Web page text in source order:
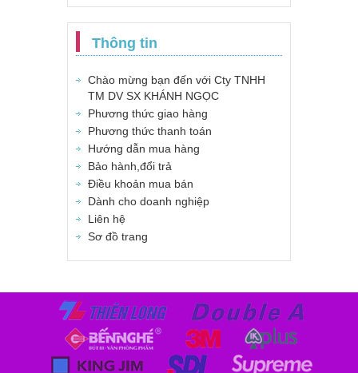
Thông tin
Chào mừng bạn đến với Cty TNHH
TM DV SX KHÁNH NGỌC
Phương thức giao hàng
Phương thức thanh toán
Hướng dẫn mua hàng
Bảo hành,đổi trả
Điều khoản mua bán
Dành cho doanh nghiệp
Liên hệ
Sơ đồ trang